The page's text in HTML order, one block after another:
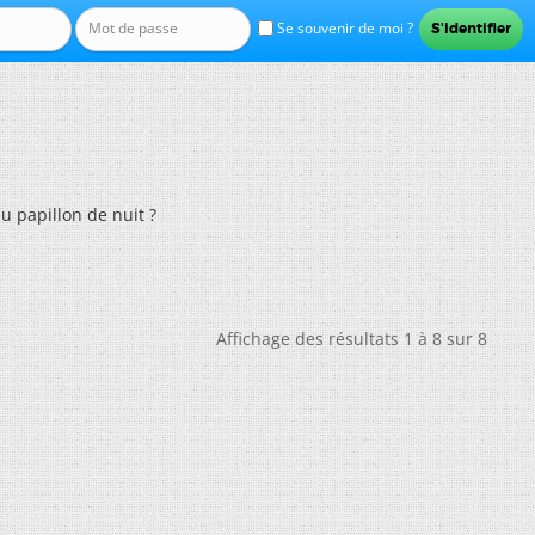
Se souvenir de moi ?
papillon de nuit ?
Affichage des résultats 1 à 8 sur 8